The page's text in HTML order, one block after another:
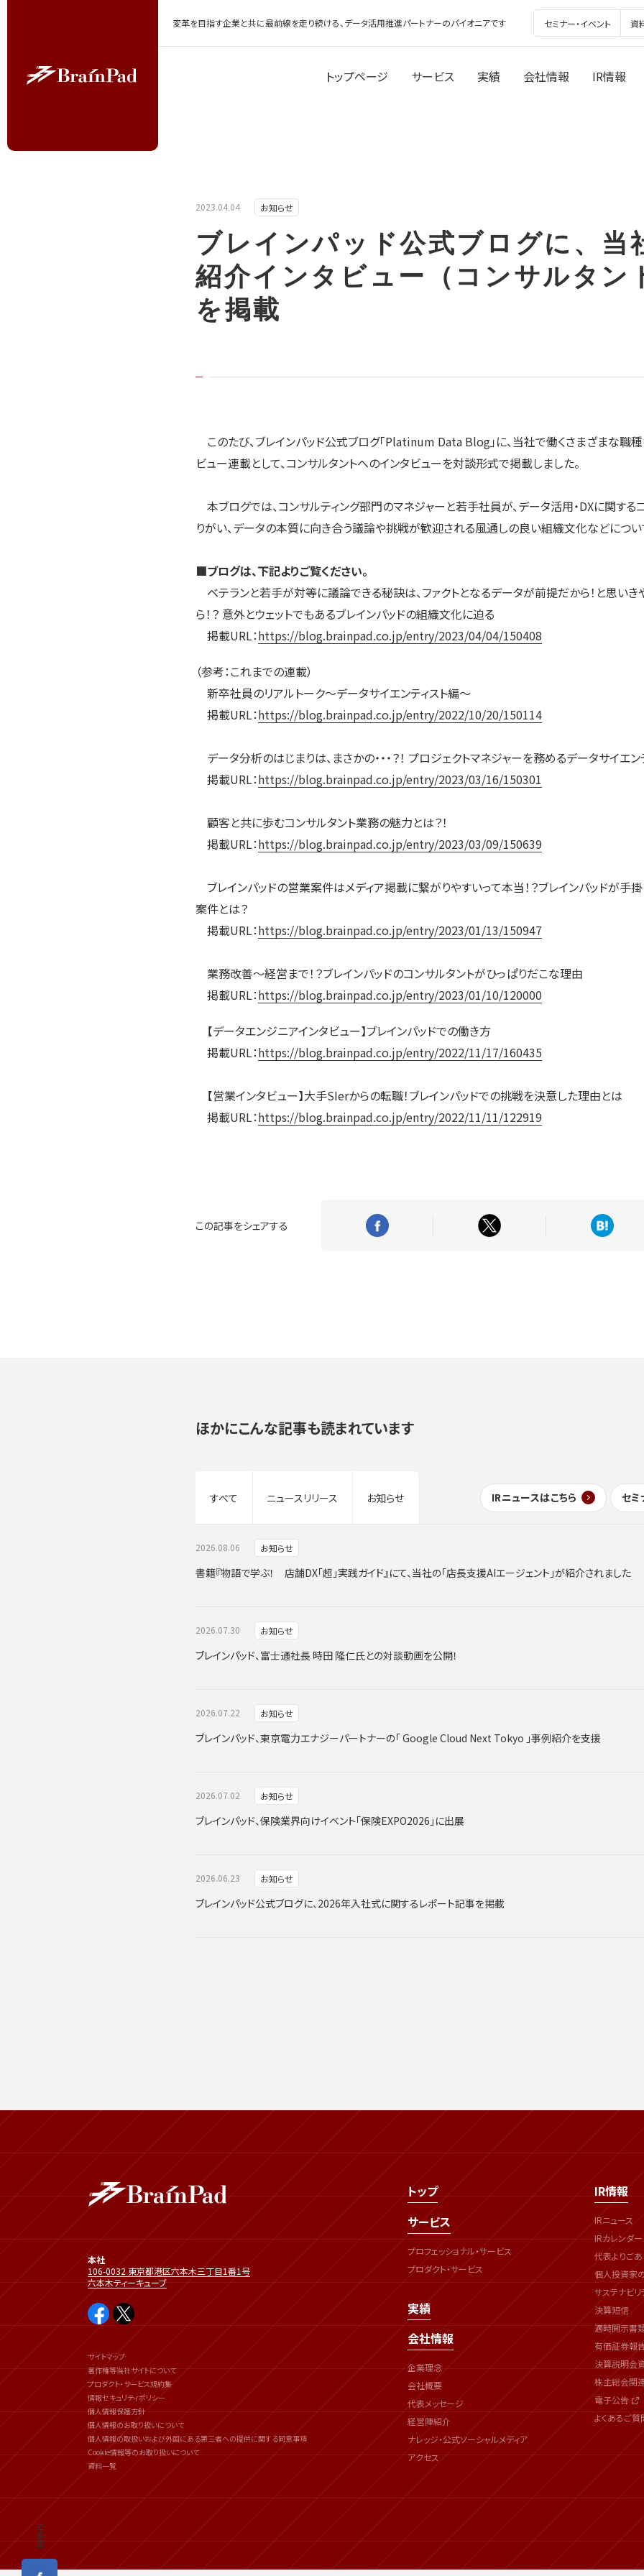
変革を目指す企業と共に最前線を走り続ける、データ活用推進パートナーのパイオニアです セミナー・イベント 資
トップページ サービス 実績 会社情報 IR情報
2023.04.04 お知らせ
ブレインパッド公式ブログに、当
紹介インタビュー（コンサルタン
を掲載
このたび、ブレインパッド公式ブログ「Platinum Data Blog」に、当社で働くさまざまな職
ビュー連載として、コンサルタントへのインタビューを対談形式で掲載しました。
本ブログでは、コンサルティング部門のマネジャーと若手社員が、データ活用・DXに関する
りがい、データの本質に向き合う議論や挑戦が歓迎される風通しの良い組織文化などについ
■ブログは、下記よりご覧ください。
ベテランと若手が対等に議論できる秘訣は、ファクトとなるデータが前提だから！と思い
ら！？ 意外とウェットでもあるブレインパッドの組織文化に迫る
掲載URL：https://blog.brainpad.co.jp/entry/2023/04/04/150408
（参考：これまでの連載）
新卒社員のリアルトーク～データサイエンティスト編～
掲載URL：https://blog.brainpad.co.jp/entry/2022/10/20/150114
データ分析のはじまりは、まさかの・・・？！ プロジェクトマネジャーを務めるデータサイエ
掲載URL：https://blog.brainpad.co.jp/entry/2023/03/16/150301
顧客と共に歩むコンサルタント業務の魅力とは？！
掲載URL：https://blog.brainpad.co.jp/entry/2023/03/09/150639
ブレインパッドの営業案件はメディア掲載に繋がりやすいって本当！？ブレインパッドが
案件とは？
掲載URL：https://blog.brainpad.co.jp/entry/2023/01/13/150947
業務改善〜経営まで！？ブレインパッドのコンサルタントがひっぱりだこな理由
掲載URL：https://blog.brainpad.co.jp/entry/2023/01/10/120000
【データエンジニアインタビュー】ブレインパッドでの働き方
掲載URL：https://blog.brainpad.co.jp/entry/2022/11/17/160435
【営業インタビュー】大手SIerからの転職！ブレインパッドでの挑戦を決意した理由とは
掲載URL：https://blog.brainpad.co.jp/entry/2022/11/11/122919
この記事をシェアする
SHARE
ほかにこんな記事も読まれています
すべて ニュースリリース お知らせ IRニュースはこちら セミ
2026.08.06 お知らせ
書籍『物語で学ぶ！ 店舗DX「超」実践ガイド』にて、当社の「店長支援AIエージェント」が紹介されました
2026.07.30 お知らせ
ブレインパッド、富士通社長 時田 隆仁氏との対談動画を公開！
2026.07.22 お知らせ
ブレインパッド、東京電力エナジーパートナーの「 Google Cloud Next Tokyo 」事例紹介を支援
2026.07.02 お知らせ
ブレインパッド、保険業界向けイベント「保険EXPO2026」に出展
2026.06.23 お知らせ
ブレインパッド公式ブログに、2026年入社式に関するレポート記事を掲載
トップ
サービス
プロフェッショナル・サービス
プロダクト・サービス
実績
会社情報
企業理念
会社概要
代表メッセージ
経営陣紹介
ナレッジ・公式ソーシャルメディア
アクセス
IR情報
IRニュース
IRカレンダー
代表よりご
個人投資家
サステナビリ
決算短信
適時開示書
有価証券報
決算説明会
株主総会関
電子公告
よくあるご質
本社
106-0032 東京都港区六本木三丁目1番1号
六本木ティーキューブ
サイトマップ
著作権等当社サイトについて
プロダクト・サービス規約集
情報セキュリティポリシー
個人情報保護方針
個人情報のお取り扱いについて
個人情報の取扱いおよび外国にある第三者への提供に関する同意事項
Cookie情報等のお取り扱いについて
資料一覧